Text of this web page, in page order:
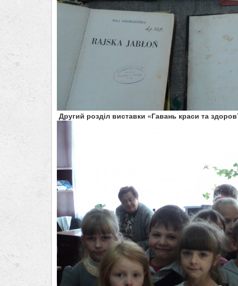
Другий розділ виставки «Гавань краси та